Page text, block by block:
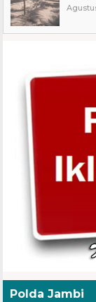
Polda Jambi